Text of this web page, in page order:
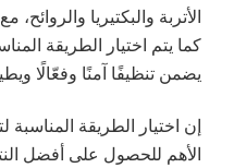
الأتربة والبكتيريا
كما يتم اختيار الطريقة
يضمن تنظيفًا آمنًا وفعّالًا
إن اختيار الطريقة
الأهم للحصول على أفضل